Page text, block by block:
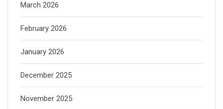
March 2026
February 2026
January 2026
December 2025
November 2025